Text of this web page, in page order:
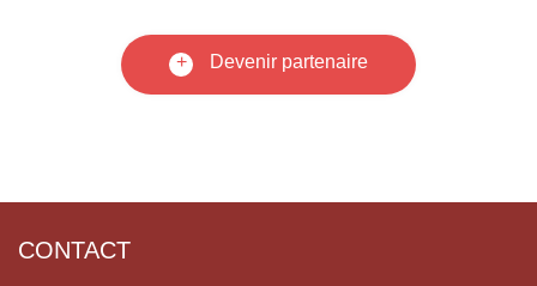
+ Devenir partenaire
CONTACT